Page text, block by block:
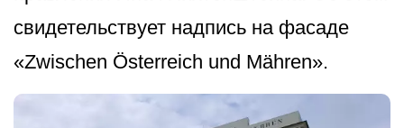
свидетельствует надпись на фасаде
«Zwischen Österreich und Mähren».